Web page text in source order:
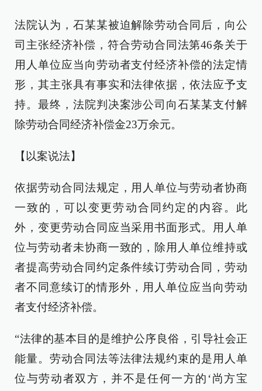
法院认为，石某某被迫解除劳动合同后，向公
司主张经济补偿，符合劳动合同法第46条关于
用人单位应当向劳动者支付经济补偿的法定情
形，其主张具有事实和法律依据，依法应予支
持。最终，法院判决案涉公司向石某某支付解
除劳动合同经济补偿金23万余元。
【以案说法】
依据劳动合同法规定，用人单位与劳动者协商
一致的，可以变更劳动合同约定的内容。此
外，变更劳动合同应当采用书面形式。用人单
位与劳动者未协商一致的，除用人单位维持或
者提高劳动合同约定条件续订劳动合同，劳动
者不同意续订的情形外，用人单位应当向劳动
者支付经济补偿。
“法律的基本目的是维护公序良俗，引导社会正
能量。劳动合同法等法律法规约束的是用人单
位与劳动者双方，并不是任何一方的‘尚方宝